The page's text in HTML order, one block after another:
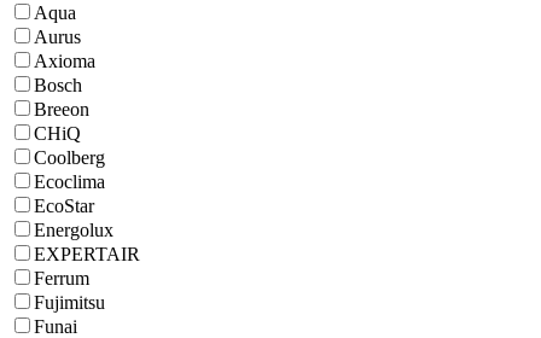
Aqua
Aurus
Axioma
Bosch
Breeon
CHiQ
Coolberg
Ecoclima
EcoStar
Energolux
EXPERTAIR
Ferrum
Fujimitsu
Funai